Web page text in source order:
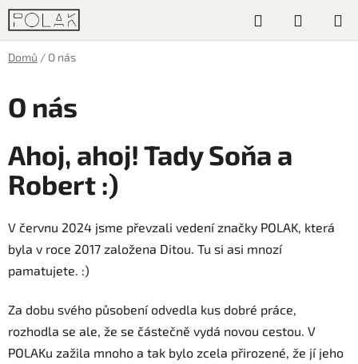
Přejít
obsah
Hledat
KOŠÍK
Domů / O nás
O nás
Ahoj, ahoj! Tady Soňa a
Robert :)
V červnu 2024 jsme převzali vedení značky POLAK, která
byla v roce 2017 založena Ditou. Tu si asi mnozí
pamatujete. :)
Za dobu svého působení odvedla kus dobré práce,
rozhodla se ale, že se částečně vydá novou cestou. V
POLAKu zažila mnoho a tak bylo zcela přirozené, že jí jeho